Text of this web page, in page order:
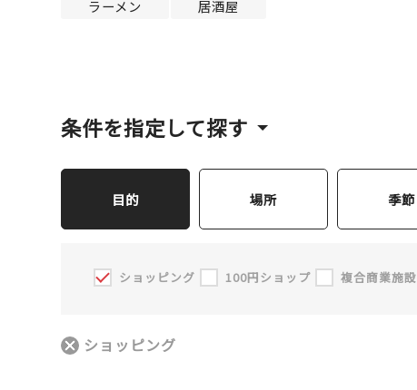
ラーメン
居酒屋
条件を指定して探す
目的 場所 季節
ショッピング 100円ショップ 複合商業施設
ショッピング